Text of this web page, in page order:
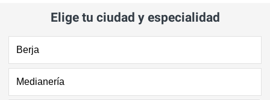
Elige tu ciudad y especialidad